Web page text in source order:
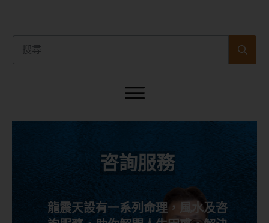
咨詢服務
龍震天設有一系列命理，風水及咨